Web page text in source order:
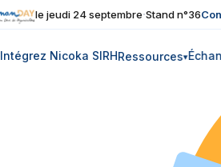
le jeudi 24 septembre·Stand n°36
Intégrez Nicoka SIRHRessources